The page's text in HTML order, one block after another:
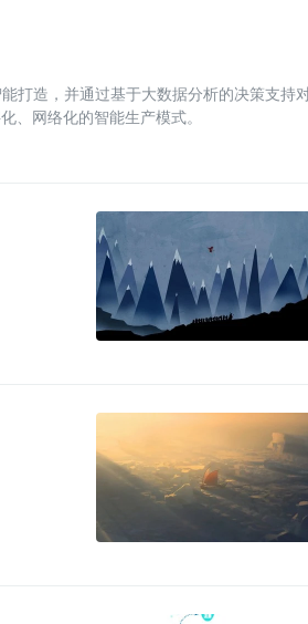
打造，并通过基于大数据分析的决策支持
、网络化的智能生产模式。